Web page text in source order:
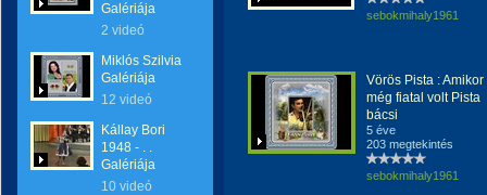
Galériája
2 videó
Miklós Szilvia
Galériája
12 videó
Kállay Bori
1948 - . .
Galériája
10 videó
sebokmihaly1961
Vörös Pista : Amikor
még fiatal volt Pista
bácsi
5 éve
203 megtekintés
sebokmihaly1961